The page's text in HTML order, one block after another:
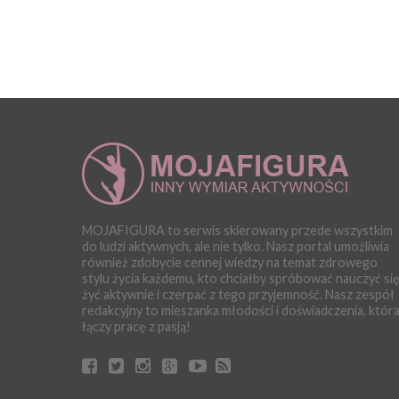
MOJAFIGURA to serwis skierowany przede wszystkim
do ludzi aktywnych, ale nie tylko. Nasz portal umożliwia
również zdobycie cennej wiedzy na temat zdrowego
stylu życia każdemu, kto chciałby spróbować nauczyć się
żyć aktywnie i czerpać z tego przyjemność. Nasz zespół
redakcyjny to mieszanka młodości i doświadczenia, która
łączy pracę z pasją!